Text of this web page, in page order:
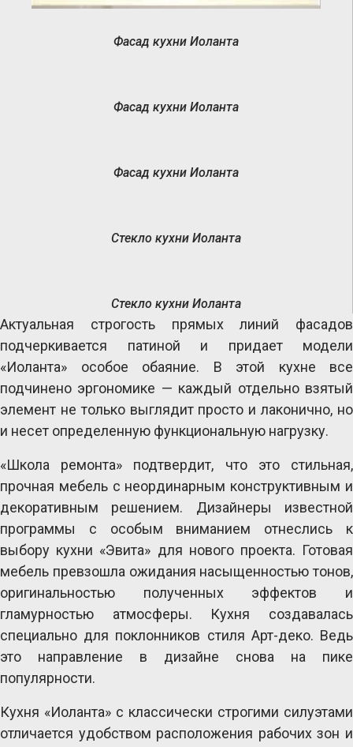
Фасад кухни Иоланта
Фасад кухни Иоланта
Фасад кухни Иоланта
Стекло кухни Иоланта
Стекло кухни Иоланта
Актуальная строгость прямых линий фасадов
подчеркивается патиной и придает модели
«Иоланта» особое обаяние. В этой кухне все
подчинено эргономике — каждый отдельно взятый
элемент не только выглядит просто и лаконично, но
и несет определенную функциональную нагрузку.
«Школа ремонта» подтвердит, что это стильная,
прочная мебель с неординарным конструктивным и
декоративным решением. Дизайнеры известной
программы с особым вниманием отнеслись к
выбору кухни «Эвита» для нового проекта. Готовая
мебель превзошла ожидания насыщенностью тонов,
оригинальностью полученных эффектов и
гламурностью атмосферы. Кухня создавалась
специально для поклонников стиля Арт-деко. Ведь
это направление в дизайне снова на пике
популярности.
Кухня «Иоланта» с классически строгими силуэтами
отличается удобством расположения рабочих зон и